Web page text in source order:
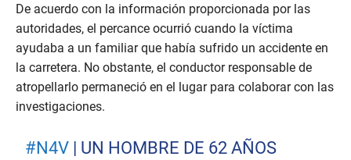
4
s
e
c
o
n
d
s
De acuerdo con la información proporcionada por las
autoridades, el percance ocurrió cuando la víctima
ayudaba a un familiar que había sufrido un accidente en
la carretera. No obstante, el conductor responsable de
atropellarlo permaneció en el lugar para colaborar con las
investigaciones.
#N4V | UN HOMBRE DE 62 AÑOS